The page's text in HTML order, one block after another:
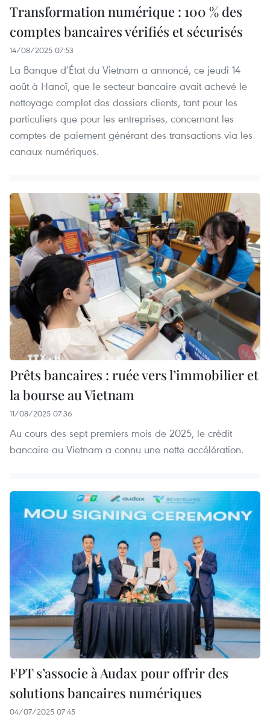
Transformation numérique : 100 % des
comptes bancaires vérifiés et sécurisés
14/08/2025 07:53
La Banque d’État du Vietnam a annoncé, ce jeudi 14
août à Hanoï, que le secteur bancaire avait achevé le
nettoyage complet des dossiers clients, tant pour les
particuliers que pour les entreprises, concernant les
comptes de paiement générant des transactions via les
canaux numériques.
Prêts bancaires : ruée vers l’immobilier et
la bourse au Vietnam
11/08/2025 07:36
Au cours des sept premiers mois de 2025, le crédit
bancaire au Vietnam a connu une nette accélération.
FPT s’associe à Audax pour offrir des
solutions bancaires numériques
04/07/2025 07:45